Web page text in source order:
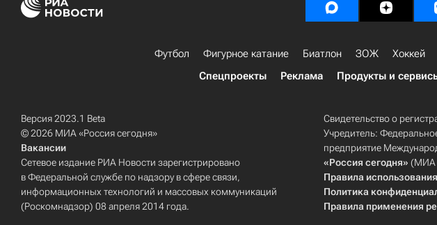
Футбол Фигурное катание Биатлон ЗОЖ Хоккей
Спецпроекты
Реклама Продукты и
Версия 2023.1 Beta
© 2026 МИА «Россия сегодня»
Вакансии
Сетевое издание РИА Новости зарегистрировано
в Федеральной службе по надзору в сфере связи,
информационных технологий и массовых коммуникаций
(Роскомнадзор) 08 апреля 2014 года.
Свидетельство о
Учредитель:
предприятие
«Россия сегодня» (МИА
Правила
Политика
Правила применения